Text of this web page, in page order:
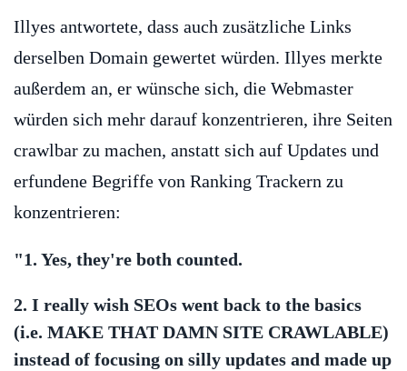
Illyes antwortete, dass auch zusätzliche Links
derselben Domain gewertet würden. Illyes merkte
außerdem an, er wünsche sich, die Webmaster
würden sich mehr darauf konzentrieren, ihre Seiten
crawlbar zu machen, anstatt sich auf Updates und
erfundene Begriffe von Ranking Trackern zu
konzentrieren:
"1. Yes, they're both counted.
2. I really wish SEOs went back to the basics
(i.e. MAKE THAT DAMN SITE CRAWLABLE)
instead of focusing on silly updates and made up